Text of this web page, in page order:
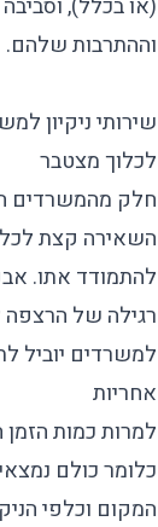
(או בכלל),
וההתרבות שלהם.
שירותי ניקיון
לכלוך מצטבר
חלק מהמשרדים
השאירה קצת
להתמודד אתו.
רגילה של
למשרדים יוביל
אחריות
למרות כמות
כלומר כולם
המקום וכלפי